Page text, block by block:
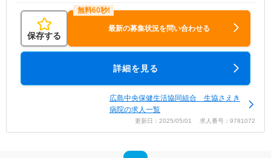
保存する
最新の募集状況を問い合わせる
詳細を見る
広島中央保健生活協同組合 生協さえき
病院の求人一覧
更新日：2025/05/01 求人番号：9781072